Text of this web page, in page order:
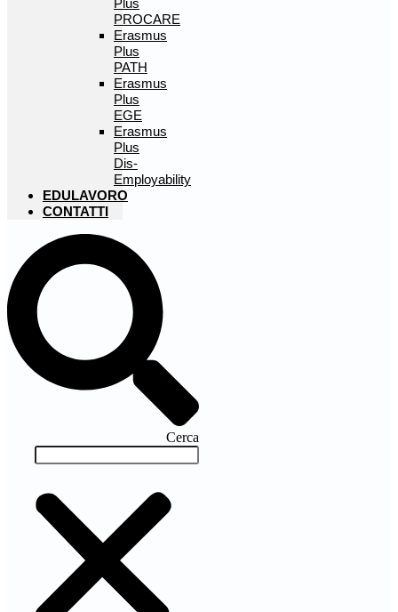
Plus
PROCARE
Erasmus
Plus
PATH
Erasmus
Plus
EGE
Erasmus
Plus
Dis-
Employability
EDULAVORO
CONTATTI
Cerca